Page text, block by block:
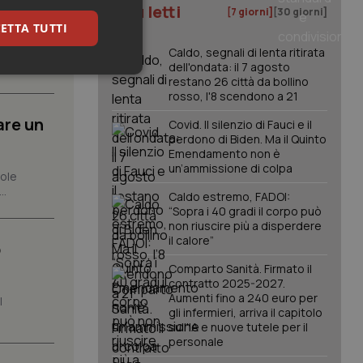
che,
un
I più letti [7 giorni] [30 giorni]
Caldo, segnali di lenta ritirata
dell'ondata: il 7 agosto
restano 26 città da bollino
rosso, l'8 scendono a 21
Covid. Il silenzio di Fauci e il
perdono di Biden. Ma il Quinto
Emendamento non è
un’ammissione di colpa
Caldo estremo, FADOI:
“Sopra i 40 gradi il corpo può
non riuscire più a disperdere
il calore”
Comparto Sanità. Firmato il
contratto 2025-2027.
Aumenti fino a 240 euro per
gli infermieri, arriva il capitolo
sull'IA e nuove tutele per il
personale
TUTTI
sulle pagine
sul consenso